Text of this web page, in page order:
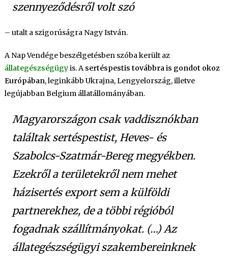
szennyeződésről volt szó
– utalt a szigorúságra Nagy István.
A Nap Vendége beszélgetésben szóba került az
állategészségügyis. A sertéspestis továbbra is gondot okoz
Európában, leginkább Ukrajna, Lengyelország, illetve
legújabban Belgium állatállományában.
Magyarországon csak vaddisznókban
találtak sertéspestist, Heves- és
Szabolcs-Szatmár-Bereg megyékben.
Ezekről a területekről nem mehet
házisertés export sem a külföldi
partnerekhez, de a többi régióból
fogadnak szállítmányokat. (…) Az
állategészségügyi szakembereinknek